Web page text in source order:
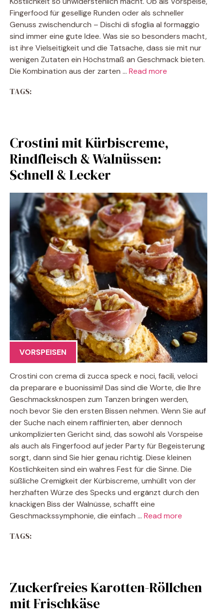
Fingerfood für gesellige Runden oder als schneller
Genuss zwischendurch – Dischi di sfoglia al formaggio
sind immer eine gute Idee. Was sie so besonders macht,
ist ihre Vielseitigkeit und die Tatsache, dass sie mit nur
wenigen Zutaten ein Höchstmaß an Geschmack bieten.
Die Kombination aus der zarten … Read more
TAGS:
Crostini mit Kürbiscreme,
Rindfleisch & Walnüssen:
Schnell & Lecker
VORSPEISEN
Crostini con crema di zucca speck e noci, facili, veloci
da preparare e buonissimi! Das sind die Worte, die Ihre
Geschmacksknospen zum Tanzen bringen werden,
noch bevor Sie den ersten Bissen nehmen. Wenn Sie auf
der Suche nach einem raffinierten, aber dennoch
unkomplizierten Gericht sind, das sowohl als Vorspeise
als auch als Fingerfood auf jeder Party für Begeisterung
sorgt, dann sind Sie hier genau richtig. Diese kleinen
Köstlichkeiten sind ein wahres Fest für die Sinne. Die
süßliche Cremigkeit der Kürbiscreme, umhüllt von der
herzhaften Würze des Specks und ergänzt durch den
knackigen Biss der Walnüsse, schafft eine
Geschmackssymphonie, die einfach … Read more
TAGS:
Zuckerfreies Karotten-Röllchen
mit Frischkäse